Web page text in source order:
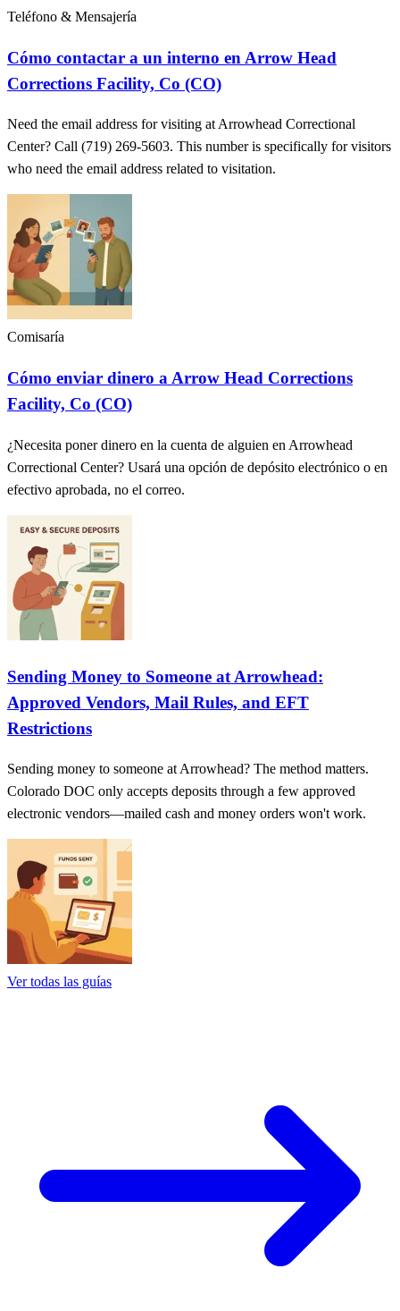
Teléfono & Mensajería
Cómo contactar a un interno en Arrow Head
Corrections Facility, Co (CO)
Need the email address for visiting at Arrowhead Correctional
Center? Call (719) 269-5603. This number is specifically for visitors
who need the email address related to visitation.
Comisaría
Cómo enviar dinero a Arrow Head Corrections
Facility, Co (CO)
¿Necesita poner dinero en la cuenta de alguien en Arrowhead
Correctional Center? Usará una opción de depósito electrónico o en
efectivo aprobada, no el correo.
Sending Money to Someone at Arrowhead:
Approved Vendors, Mail Rules, and EFT
Restrictions
Sending money to someone at Arrowhead? The method matters.
Colorado DOC only accepts deposits through a few approved
electronic vendors—mailed cash and money orders won't work.
Ver todas las guías